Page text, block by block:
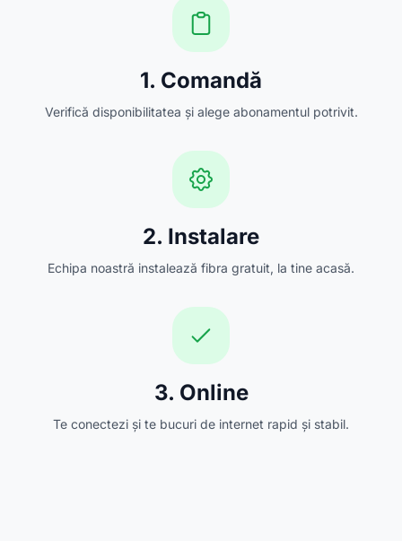
1. Comandă
Verifică disponibilitatea și alege abonamentul potrivit.
2. Instalare
Echipa noastră instalează fibra gratuit, la tine acasă.
3. Online
Te conectezi și te bucuri de internet rapid și stabil.